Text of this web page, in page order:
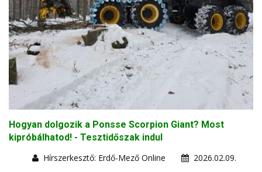
Hogyan dolgozik a Ponsse Scorpion Giant? Most
kipróbálhatod! - Tesztidőszak indul
Hírszerkesztő: Erdő-Mező Online
2026.02.09.